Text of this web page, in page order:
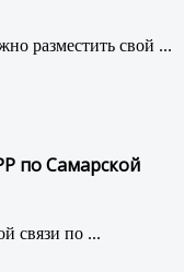
разместить свой ...
по Самарской
связи по ...